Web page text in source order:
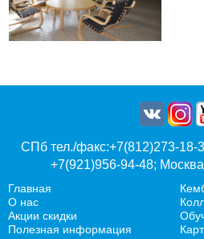
СПб тел./факс:+7(812)273-18-
+7(921)956-94-48;
Главная
О нас
Акции скидки
Полезная информация